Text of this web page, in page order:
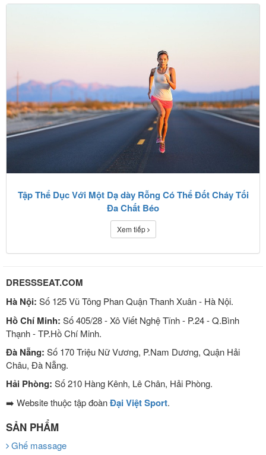
Tập Thể Dục Với Một Dạ dày Rỗng Có Thể Đốt Cháy Tối
Đa Chất Béo
Xem tiếp
DRESSSEAT.COM
Hà Nội: Số 125 Vũ Tông Phan Quận Thanh Xuân - Hà Nội.
Hồ Chí Minh: Số 405/28 - Xô Viết Nghệ Tĩnh - P.24 - Q.Bình
Thạnh - TP.Hồ Chí Minh.
Đà Nẵng: Số 170 Triệu Nữ Vương, P.Nam Dương, Quận Hải
Châu, Đà Nẵng.
Hải Phòng: Số 210 Hàng Kênh, Lê Chân, Hải Phòng.
➡️ Website thuộc tập đoànĐại Việt Sport.
SẢN PHẨM
Ghế massage